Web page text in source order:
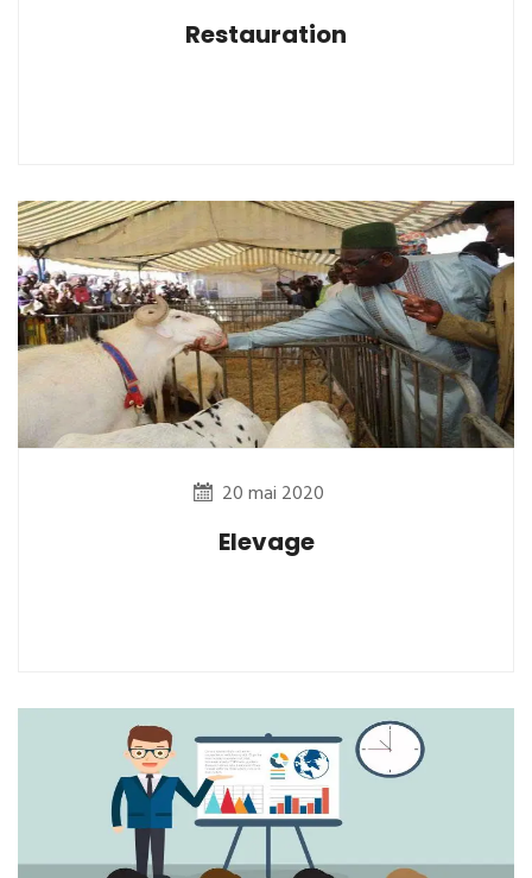
Restauration
20 mai 2020
Elevage